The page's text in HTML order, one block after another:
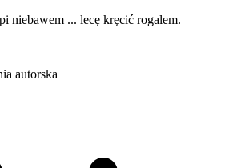
niebawem ... lecę kręcić rogalem.
autorska